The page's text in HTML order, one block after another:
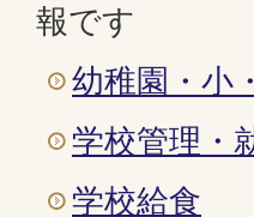
報です
幼稚園・小
学校管理・
学校給食